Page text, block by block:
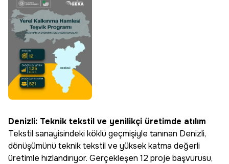
Denizli: Teknik tekstil ve yenilikçi üretimde atılım
Tekstil sanayisindeki köklü geçmişiyle tanınan Denizli,
dönüşümünü teknik tekstil ve yüksek katma değerli
üretimle hızlandırıyor. Gerçekleşen 12 proje başvurusu,